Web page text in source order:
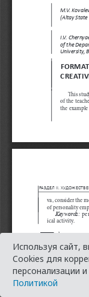
Используя сайт,
Cookies для
персонализации
Политикой